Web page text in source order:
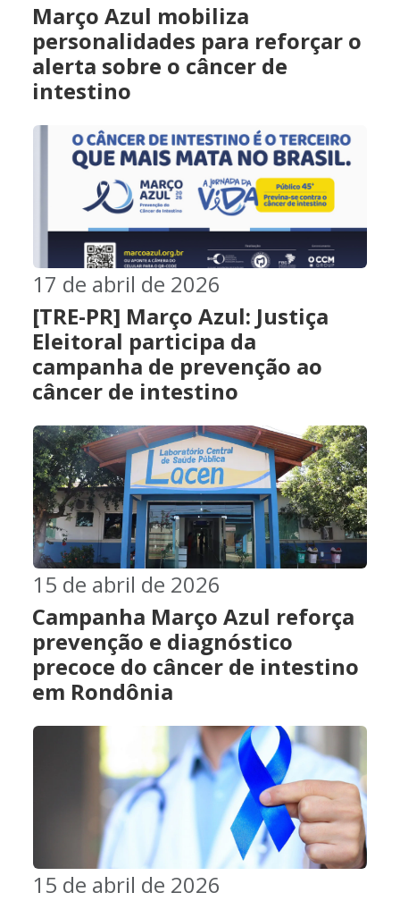
Março Azul mobiliza
personalidades para reforçar o
alerta sobre o câncer de
intestino
17 de abril de 2026
[TRE-PR] Março Azul: Justiça
Eleitoral participa da
campanha de prevenção ao
câncer de intestino
15 de abril de 2026
Campanha Março Azul reforça
prevenção e diagnóstico
precoce do câncer de intestino
em Rondônia
15 de abril de 2026